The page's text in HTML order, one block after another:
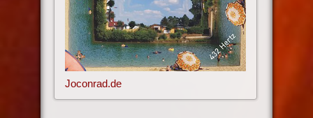
Joconrad.de